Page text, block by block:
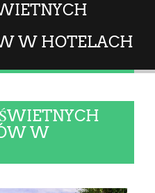
W HOTELACH
W